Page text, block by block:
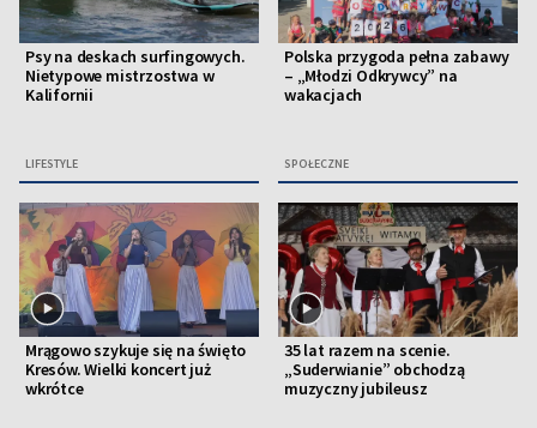
Psy na deskach surfingowych.
Nietypowe mistrzostwa w
Kalifornii
LIFESTYLE
Polska przygoda pełna zabawy
– „Młodzi Odkrywcy” na
wakacjach
SPOŁECZNE
Mrągowo szykuje się na święto
Kresów. Wielki koncert już
wkrótce
35 lat razem na scenie.
„Suderwianie” obchodzą
muzyczny jubileusz